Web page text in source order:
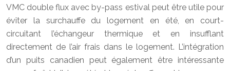
VMC double flux avec by-pass estival peut être utile pour
éviter la surchauffe du logement en été, en court-
circuitant l’échangeur thermique et en insufflant
directement de l’air frais dans le logement. L’intégration
d’un puits canadien peut également être intéressante